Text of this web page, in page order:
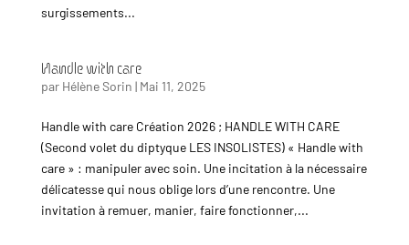
surgissements...
Handle with care
par Hélène Sorin | Mai 11, 2025
Handle with care Création 2026 ; HANDLE WITH CARE
(Second volet du diptyque LES INSOLISTES) « Handle with
care » : manipuler avec soin. Une incitation à la nécessaire
délicatesse qui nous oblige lors d’une rencontre. Une
invitation à remuer, manier, faire fonctionner,...